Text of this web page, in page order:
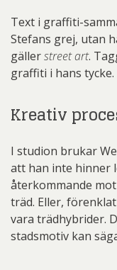
Text i graffiti-
Stefans grej, utan
gällerstreet art.
graffiti i hans tycke.
Kreativ
I studion brukar
att han inte hinner
återkommande
träd. Eller,
vara trädhybrider.
stadsmotiv kan